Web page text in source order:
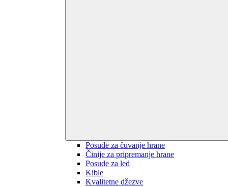
Posude za čuvanje hrane
Činije za pripremanje hrane
Posude za led
Kible
Kvalitetne džezve